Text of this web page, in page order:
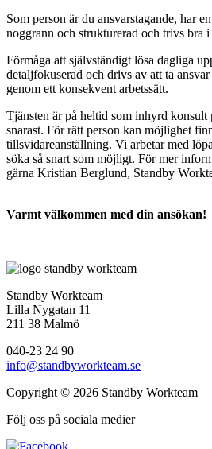
Som person är du ansvarstagande, har
noggrann och strukturerad och trivs bra i
Förmåga att självständigt lösa dagliga
detaljfokuserad och drivs av att ta
genom ett konsekvent arbetssätt.
Tjänsten är på heltid som inhyrd konsult
snarast. För rätt person kan möjlighet
tillsvidareanställning. Vi arbetar med
söka så snart som möjligt. För mer
gärna Kristian Berglund, Standby
Varmt välkommen med din ansökan!
Standby Workteam
Lilla Nygatan 11
211 38 Malmö
040-23 24 90
info@standbyworkteam.se
Copyright © 2026 Standby Workteam
Följ oss på sociala medier